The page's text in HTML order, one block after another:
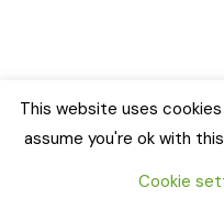
This website uses
assume you're ok with
Cookie